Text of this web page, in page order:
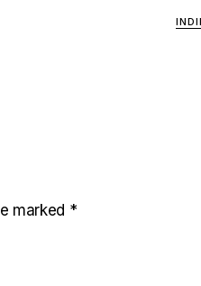
marked *